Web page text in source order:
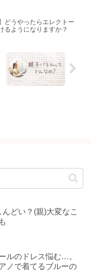
どうやったらエレクトー
るようになりますか？
どい？(親)大変なこ
ルのドレス悩む…。
ノで着てるブルーの